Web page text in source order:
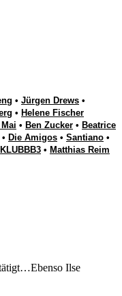
• Jürgen Drews •
• Helene Fischer
• Ben Zucker • Beatrice
• Die Amigos • Santiano •
KLUBBB3 • Matthias Reim
Ilse